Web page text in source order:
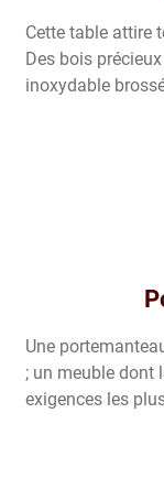
Cette table attire
Des bois
inoxydable
Une
; un meuble dont
exigences les